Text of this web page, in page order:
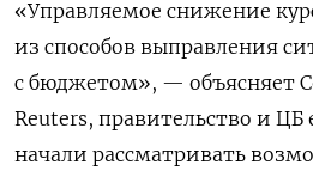
«Управляемое снижение
из способов выправления
с бюджетом», — объясняет
Reuters, правительство и ЦБ
начали рассматривать